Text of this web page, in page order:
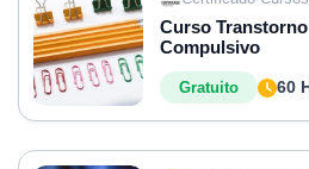
Curso
Compulsivo
60
Gratuito